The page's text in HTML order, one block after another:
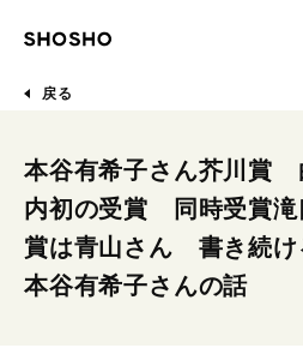
戻る
本谷有希子さん芥川
内初の受賞 同時受賞
賞は青山さん 書き続
本谷有希子さんの話